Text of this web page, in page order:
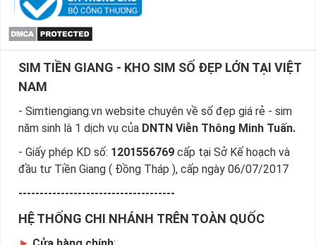
SIM TIỀN GIANG - KHO SIM SỐ ĐẸP LỚN TẠI VIỆT
NAM
- Simtiengiang.vn website chuyên về số đẹp giá rẻ - sim
năm sinh là 1 dịch vụ của DNTN Viễn Thông Minh Tuấn.
- Giấy phép KD số: 1201556769 cấp tại Sở Kế hoạch và
đầu tư Tiền Giang ( Đồng Tháp ), cấp ngày 06/07/2017
-------------------------------------
HỆ THỐNG CHI NHÁNH TRÊN TOÀN QUỐC